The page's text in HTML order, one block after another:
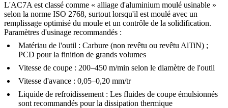
L'AC7A est classé comme « alliage d'aluminium moulé usinable »
selon la norme ISO 2768, surtout lorsqu'il est moulé avec un
remplissage optimisé du moule et un contrôle de la solidification.
Paramètres d'usinage recommandés :
Matériau de l'outil : Carbure (non revêtu ou revêtu AlTiN) ;
PCD pour la finition de grands volumes
Vitesse de coupe : 200–450 m/min selon le diamètre de l'outil
Vitesse d'avance : 0,05–0,20 mm/tr
Liquide de refroidissement : Les fluides de coupe émulsionnés
sont recommandés pour la dissipation thermique